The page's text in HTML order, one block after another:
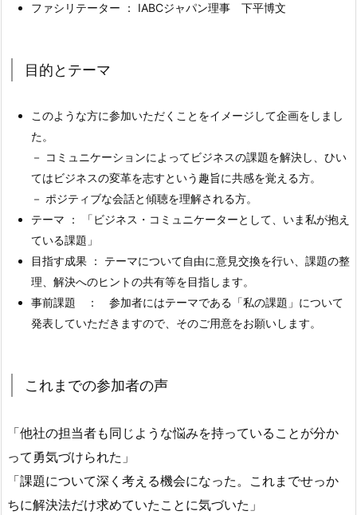
ファシリテーター ： IABCジャパン理事 下平博文
目的とテーマ
このような方に参加いただくことをイメージして企画をしまし
た。
－ コミュニケーションによってビジネスの課題を解決し、ひい
てはビジネスの変革を志すという趣旨に共感を覚える方。
－ ポジティブな会話と傾聴を理解される方。
テーマ ： 「ビジネス・コミュニケーターとして、いま私が抱え
ている課題」
目指す成果 ： テーマについて自由に意見交換を行い、課題の整
理、解決へのヒントの共有等を目指します。
事前課題 ： 参加者にはテーマである「私の課題」について
発表していただきますので、そのご用意をお願いします。
これまでの参加者の声
「他社の担当者も同じような悩みを持っていることが分か
って勇気づけられた」
「課題について深く考える機会になった。これまでせっか
ちに解決法だけ求めていたことに気づいた」